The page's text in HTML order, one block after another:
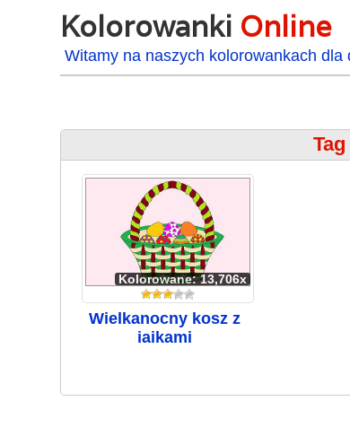
Kolorowanki Online
Witamy na naszych kolorowankach dla
Kolorowane: 13,706x
Wielkanocny kosz z
jajkami